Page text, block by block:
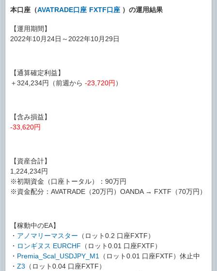
本口座（AVATRADE口座 FXTF口座 ）の運用結果
【運用期間】
2022年10月24日～2022年10月29日
【通算確定利益】
＋324,234円（前週から -23,720円 ）
【含み損益】
-33,620円
【資産合計】
1,224,234円
※初期資金（口座トータル）：90万円
※資金配分：AVATRADE（20万円）OANDA → FXTF（70万円）
【稼動中のEA】
・ アノマリーマスター （ロット0.2 口座FXTF）
・ ロンギヌス EURCHF （ロット0.01 口座FXTF）
・ Premia_Scal_USDJPY_M1 （ロット0.01 口座FXTF）休止中
・ Z3 （ロット0.04 口座FXTF）